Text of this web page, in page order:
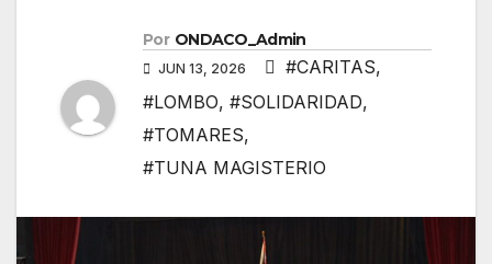
Por ONDACO_Admin
JUN 13, 2026 #CARITAS,
#LOMBO, #SOLIDARIDAD,
#TOMARES,
#TUNA MAGISTERIO